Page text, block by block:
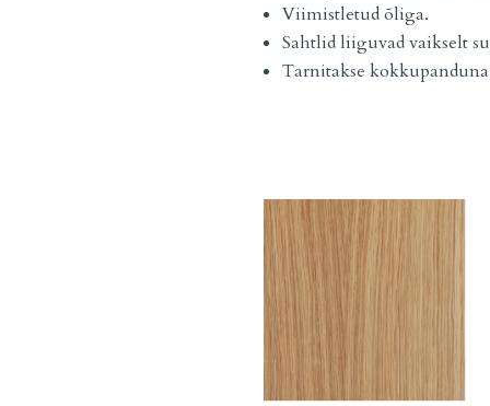
Viimistletud õliga.
Sahtlid liiguvad vaikselt
Tarnitakse